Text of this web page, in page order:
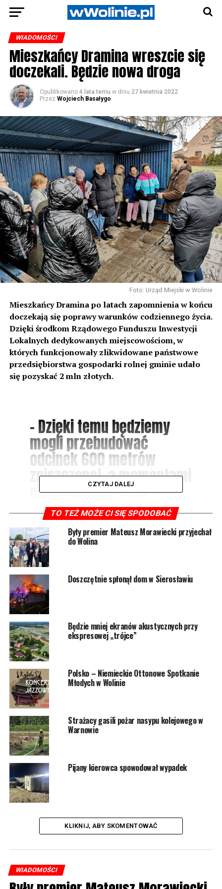
WIADOMOŚCI
Mieszkańcy Dramina wreszcie się
doczekali. Będzie nowa droga
Opublikowano 4 lata temu w dniu 27 kwietnia 2022
Przez Wojciech Basałygo
Foto: Urząd Miejski w Wolinie
Mieszkańcy Dramina po latach zapomnienia w końcu
doczekają się poprawy warunków codziennego życia.
Dzięki środkom Rządowego Funduszu Inwestycji
Lokalnych dedykowanych miejscowościom, w
których funkcjonowały zlikwidowane państwowe
przedsiębiorstwa gospodarki rolnej gminie udało
się pozyskać 2 mln złotych.
– Dzięki temu będziemy
mogli przebudować
odcinek 600 metrów
zniszczonej, a momentami
nieistniejącej drogi.
Wykonamy także sieć
kanalizacyjną i
oświetlenie uliczne –
informuje Ewa
Grzybowska, burmistrz
Wolina.
Nowa droga zostanie wykonana z kostki brukowej oraz
ażurowych płyt betonowych. Prace rozpoczną się w
drugiej połowie bieżącego roku.
10999 odsłon
NASTĘPNY
Wypadek na drodze do Rabiąża. Dachowało daewoo
CZYTAJ DALEJ
TO TEŻ MOŻE CI SIĘ SPODOBAĆ
Były premier Mateusz Morawiecki przyjechał
do Wolina
Doszczętnie spłonął dom w Sierosławiu
Będzie mniej ekranów akustycznych przy
ekspresowej „trójce”
Polsko – Niemieckie Ottonowe Spotkanie
Młodych w Wolinie
Strażacy gasili pożar nasypu kolejowego w
Warnowie
Pijany kierowca spowodował wypadek
KLIKNIJ, ABY SKOMENTOWAĆ
WIADOMOŚCI